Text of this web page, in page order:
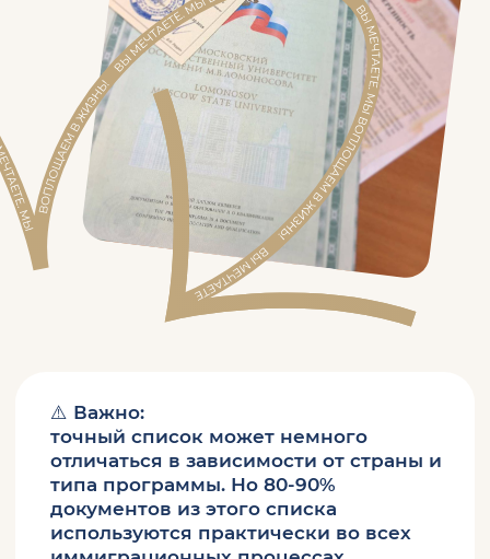
⚠️ Важно:
точный список может немного
отличаться в зависимости от страны и
типа программы. Но 80-90%
документов из этого списка
используются практически во всех
иммиграционных процессах.
❗Спойлер
Иногда включается “человеческий
фактор”: конкретного инспектора в
конкретном консульстве может не
удовлетворить пакет документов,
собранный по официальному списку,
1. Документы основного
заявителя